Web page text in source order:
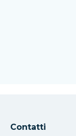
Contatti